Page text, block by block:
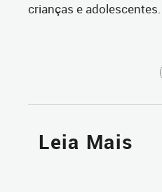
crianças e adolescentes.
Leia Mais